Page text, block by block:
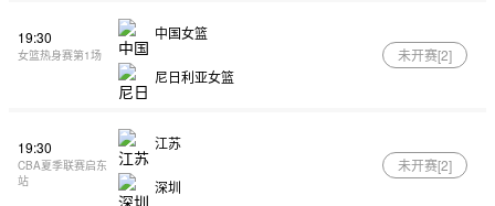
19:30
女篮热身赛第1场
中国女篮
尼日利亚女篮
未开赛[2]
19:30
CBA夏季联赛启东
站
江苏
深圳
未开赛[2]